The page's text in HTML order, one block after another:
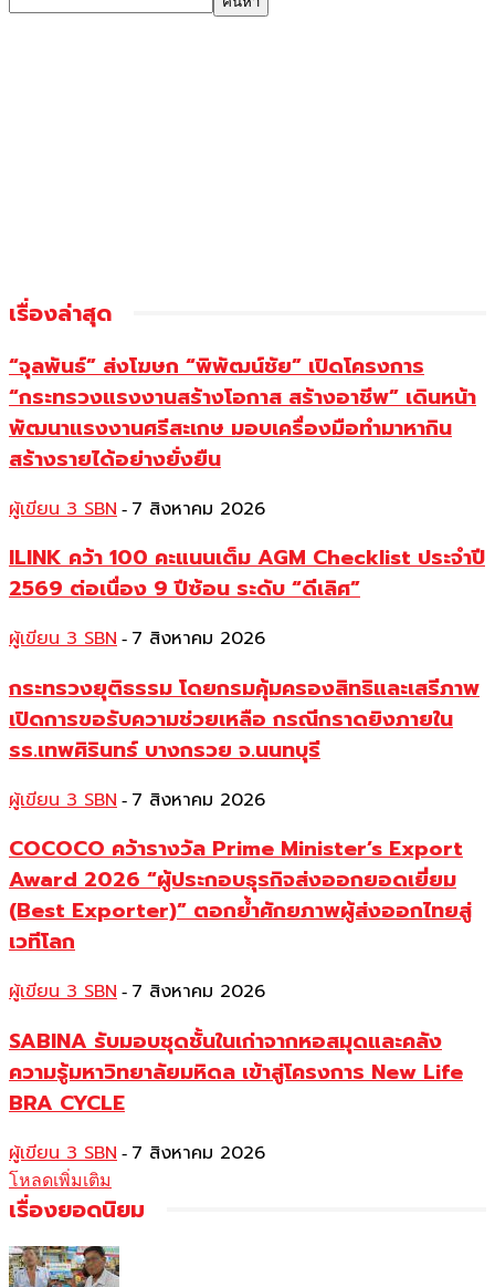
เรื่องล่าสุด
“จุลพันธ์” ส่งโฆษก “พิพัฒน์ชัย” เปิดโครงการ
“กระทรวงแรงงานสร้างโอกาส สร้างอาชีพ” เดินหน้า
พัฒนาแรงงานศรีสะเกษ มอบเครื่องมือทำมาหากิน
สร้างรายได้อย่างยั่งยืน
ผู้เขียน 3 SBN - 7 สิงหาคม 2026
ILINK คว้า 100 คะแนนเต็ม AGM Checklist ประจำปี
2569 ต่อเนื่อง 9 ปีซ้อน ระดับ “ดีเลิศ”
ผู้เขียน 3 SBN - 7 สิงหาคม 2026
กระทรวงยุติธรรม โดยกรมคุ้มครองสิทธิและเสรีภาพ
เปิดการขอรับความช่วยเหลือ กรณีกราดยิงภายใน
รร.เทพศิรินทร์ บางกรวย จ.นนทบุรี
ผู้เขียน 3 SBN - 7 สิงหาคม 2026
COCOCO คว้ารางวัล Prime Minister’s Export
Award 2026 “ผู้ประกอบธุรกิจส่งออกยอดเยี่ยม
(Best Exporter)” ตอกย้ำศักยภาพผู้ส่งออกไทยสู่
เวทีโลก
ผู้เขียน 3 SBN - 7 สิงหาคม 2026
SABINA รับมอบชุดชั้นในเก่าจากหอสมุดและคลัง
ความรู้มหาวิทยาลัยมหิดล เข้าสู่โครงการ New Life
BRA CYCLE
ผู้เขียน 3 SBN - 7 สิงหาคม 2026
โหลดเพิ่มเติม
เรื่องยอดนิยม